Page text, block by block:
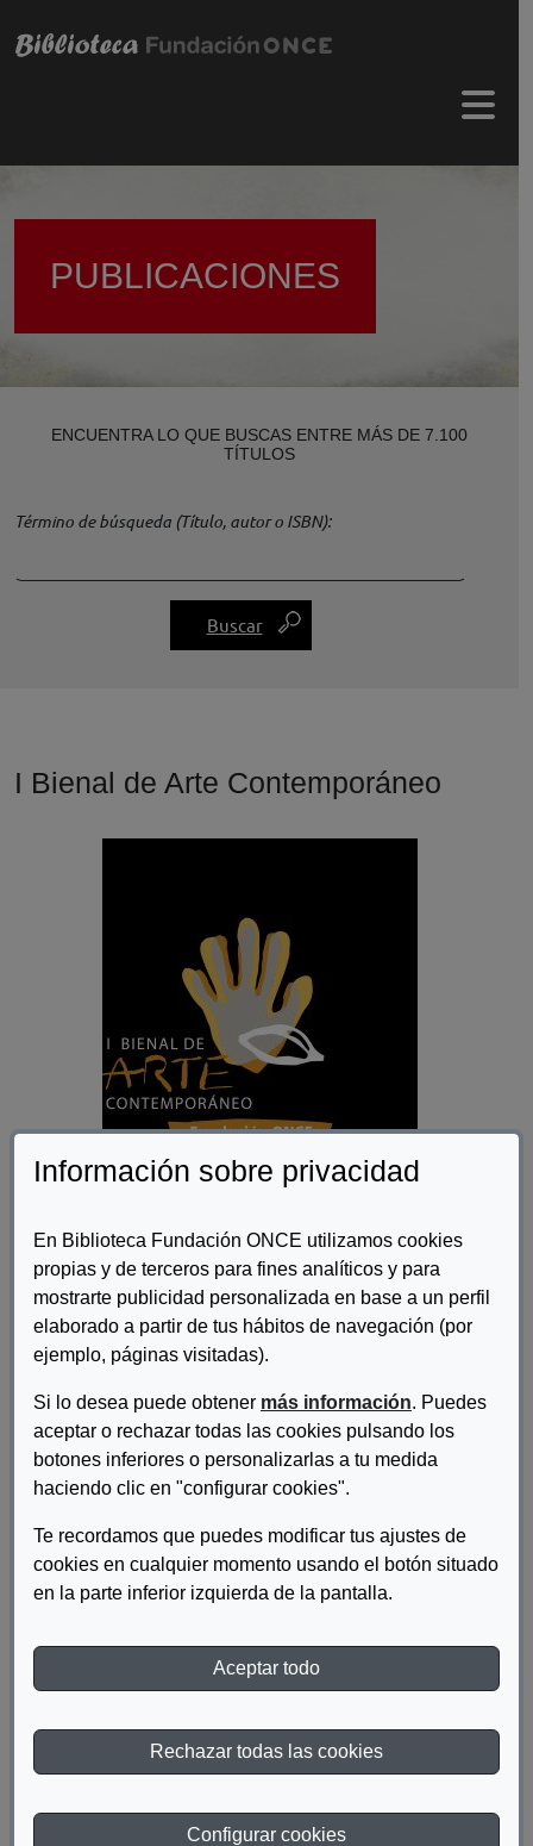
Información sobre privacidad
En Biblioteca Fundación ONCE utilizamos cookies
propias y de terceros para fines analíticos y para
mostrarte publicidad personalizada en base a un perfil
elaborado a partir de tus hábitos de navegación (por
ejemplo, páginas visitadas).
Si lo desea puede obtener más información. Puedes
aceptar o rechazar todas las cookies pulsando los
botones inferiores o personalizarlas a tu medida
haciendo clic en "configurar cookies".
Te recordamos que puedes modificar tus ajustes de
cookies en cualquier momento usando el botón situado
en la parte inferior izquierda de la pantalla.
Aceptar todo
Rechazar todas las cookies
Configurar cookies
PUBLICACIONES
ENCUENTRA LO QUE BUSCAS ENTRE MÁS DE 7.100
TÍTULOS
Término de búsqueda (Título, autor o ISBN)
I Bienal de Arte Contemporáneo
Autor/es:Fundación ONCE
Descripcion:
hace más de 25 años, es conseguir la plena inclusión de las
personas con discapacidad en todos los órdenes de la vida. La
Fundación ONCE centra gran parte de sus esfuerzos en la
inserción laboral de las personas con discapacidad siendo
consciente de que no se pueden olvidar otros ámbitos como la
cultura para conseguir la total normalización en la vida de las
personas que conforman este colectivo. Por esta razón la
Fundación ONCE organizó en Madrid, en el año 2006 la I Bienal
Internacional de Arte Fundación ONCE, con el objetivo primordial
discapacidad, así como potenciar su acceso y participación en el
DESCARGAR PORTADA I BIENAL DE ARTE
CONTEMPORANEO